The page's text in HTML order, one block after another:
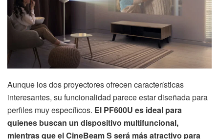
Aunque los dos proyectores ofrecen características
interesantes, su funcionalidad parece estar diseñada para
perfiles muy específicos. El PF600U es ideal para
quienes buscan un dispositivo multifuncional,
mientras que el CineBeam S será más atractivo para